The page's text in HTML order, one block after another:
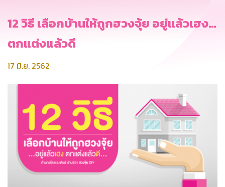
12 วิธี เลือกบ้านให้ถูกฮวงจุ้ย อยู่แล้วเฮง…
ตกแต่งแล้วดี
17 มิ.ย. 2562